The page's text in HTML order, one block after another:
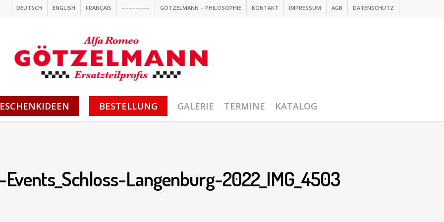
DEUTSCH ENGLISH FRANÇAIS –––––––– GÖTZELMANN – PHILOSOPHIE KONTAKT IMPRESSUM AGB DATENSCHUTZ
BESTELLUNG GALERIE TERMINE KATALOG
Events_Schloss-Langenburg-2022_IMG_4503